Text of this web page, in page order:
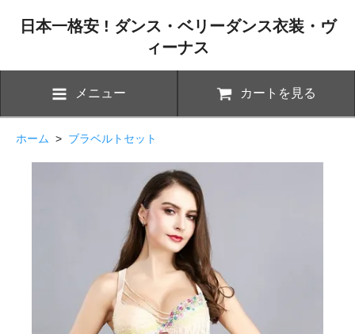
日本一格安 ! ダンス・ベリーダンス衣装・ヴ
ィーナス
メニュー カートを見る
ホーム > ブラベルトセット